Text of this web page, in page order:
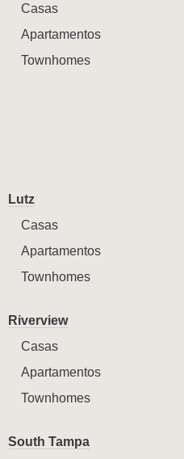
Casas
Apartamentos
Townhomes
Lutz
Casas
Apartamentos
Townhomes
Riverview
Casas
Apartamentos
Townhomes
South Tampa